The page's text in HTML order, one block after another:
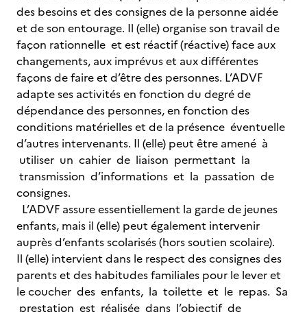
des besoins et des consignes de la personne aidée
et de son entourage. Il (elle) organise son travail de
façon rationnelle et est réactif (réactive) face aux
changements, aux imprévus et aux différentes
façons de faire et d’être des personnes. L’ADVF
adapte ses activités en fonction du degré de
dépendance des personnes, en fonction des
conditions matérielles et de la présence éventuelle
d’autres intervenants. Il (elle) peut être amené à
utiliser un cahier de liaison permettant la
transmission d’informations et la passation de
consignes.
L’ADVF assure essentiellement la garde de jeunes
enfants, mais il (elle) peut également intervenir
auprès d’enfants scolarisés (hors soutien scolaire).
Il (elle) intervient dans le respect des consignes des
parents et des habitudes familiales pour le lever et
le coucher des enfants, la toilette et le repas. Sa
prestation est réalisée dans l’objectif de